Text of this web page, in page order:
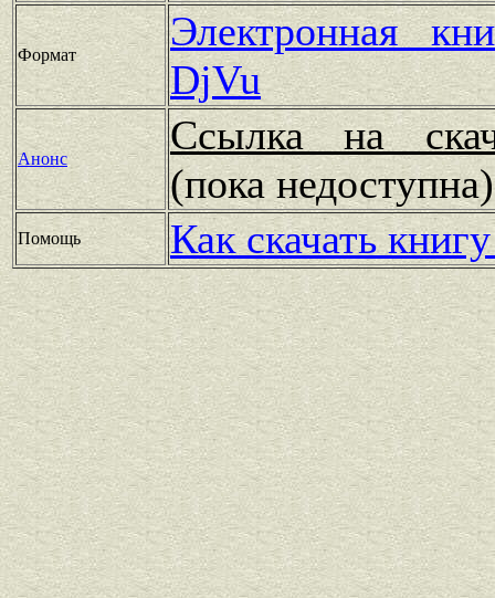
Формат
Электронная
DjVu
Анонс
Ссылка на
(пока
Помощь Как скачать